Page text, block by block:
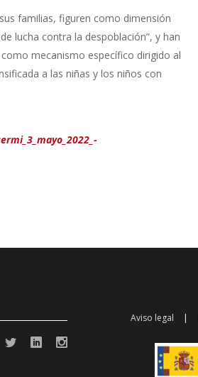
familias, figuren como dimensión
lucha contra la despoblación”, y han
mecanismo específico dirigido al
a las niñas y los niños con
Aviso legal